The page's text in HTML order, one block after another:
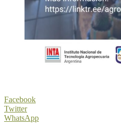
Facebook
Twitter
WhatsApp